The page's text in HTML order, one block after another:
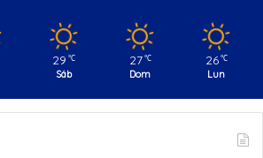
29 ℃
Sáb
27 ℃
Dom
26 ℃
Lun